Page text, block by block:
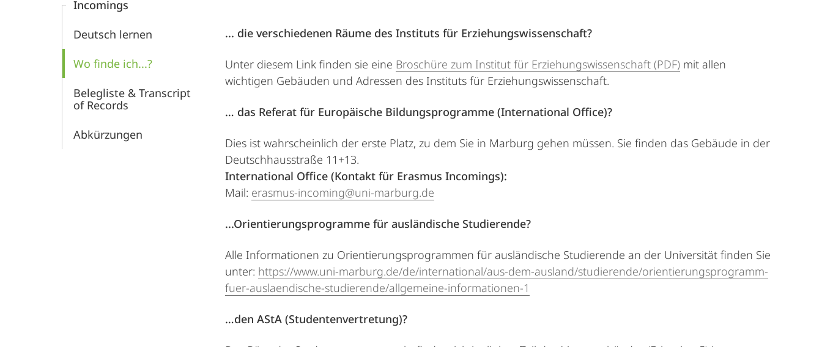
Incomings
Deutsch lernen
Wo finde ich...?
Belegliste & Transcript
of Records
Abkürzungen
... die verschiedenen Räume des Instituts für Erziehungswissenschaft?
Unter diesem Link finden sie eine Broschüre zum Institut für Erziehungswissenschaft (PDF) mit allen
wichtigen Gebäuden und Adressen des Instituts für Erziehungswissenschaft.
… das Referat für Europäische Bildungsprogramme (International Office)?
Dies ist wahrscheinlich der erste Platz, zu dem Sie in Marburg gehen müssen. Sie finden das Gebäude in der
Deutschhausstraße 11+13.
International Office (Kontakt für Erasmus Incomings):
Mail: erasmus-incoming@uni-marburg.de
...Orientierungsprogramme für ausländische Studierende?
Alle Informationen zu Orientierungsprogrammen für ausländische Studierende an der Universität finden Sie
unter: https://www.uni-marburg.de/de/international/aus-dem-ausland/studierende/orientierungsprogramm-
fuer-auslaendische-studierende/allgemeine-informationen-1
…den AStA (Studentenvertretung)?